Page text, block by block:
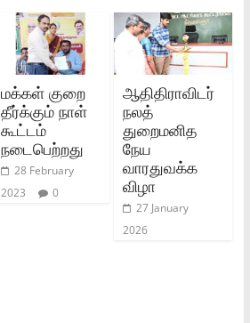
மக்கள் குறை
தீர்க்கும் நாள்
கூட்டம்
நடைபெற்றது
28 February
2023
0
ஆதிதிராவிடர்
நலத்
துறைமனித
நேய
வாரதுவக்க
விழா
27 January
2026